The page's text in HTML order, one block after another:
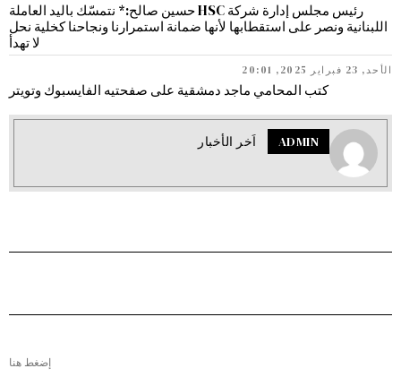
رئيس مجلس إدارة شركة HSC حسين صالح:* نتمسّك باليد العاملة
اللبنانية ونصر على استقطابها لأنها ضمانة استمرارنا ونجاحنا كخلية نحل
لا تهدأ
الأحد, 23 فبراير 2025, 20:01
كتب المحامي ماجد دمشقية على صفحتيه الفايسبوك وتويتر
ADMIN اَخر الأخبار
إضغط هنا